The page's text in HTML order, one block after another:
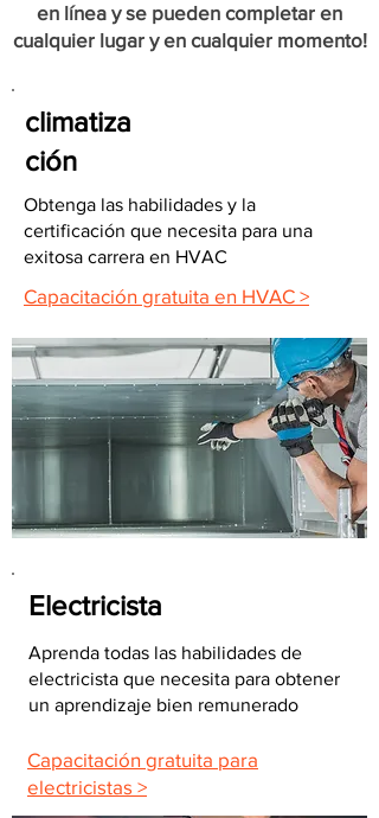
en línea y se pueden completar en
cualquier lugar y en cualquier momento!
climatiza
ción
Obtenga las habilidades y la
certificación que necesita para una
exitosa carrera en HVAC
Capacitación gratuita en HVAC >
Electricista
Aprenda todas las habilidades de
electricista que necesita para obtener
un aprendizaje bien remunerado
Capacitación gratuita para
electricistas >